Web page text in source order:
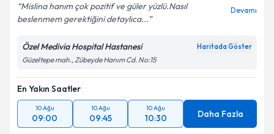
Mislina hanım çok pozitif ve güler yüzlü.Nasıl
beslenmem gerektiğini detaylıca...
Devamı
Özel Medivia Hospital Hastanesi Haritada Göster
Güzeltepe mah., Zübeyde Hanım Cd. No:15
En Yakın Saatler
10 Ağu
09:00
10 Ağu
09:45
10 Ağu
10:30 Daha Fazla